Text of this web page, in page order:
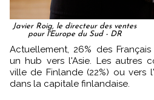
Javier Roig, le directeur des ventes
pour l'Europe du Sud - DR
Actuellement, 26% des Français utilisent Helsinki comme
un hub vers l'Asie. Les autres
ville de Finlande (22%) ou vers
dans la capitale finlandaise.